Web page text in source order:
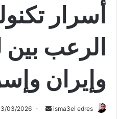
أسرار
الرعب بين
وإيران
isma3el edres
أرسل 03/2026